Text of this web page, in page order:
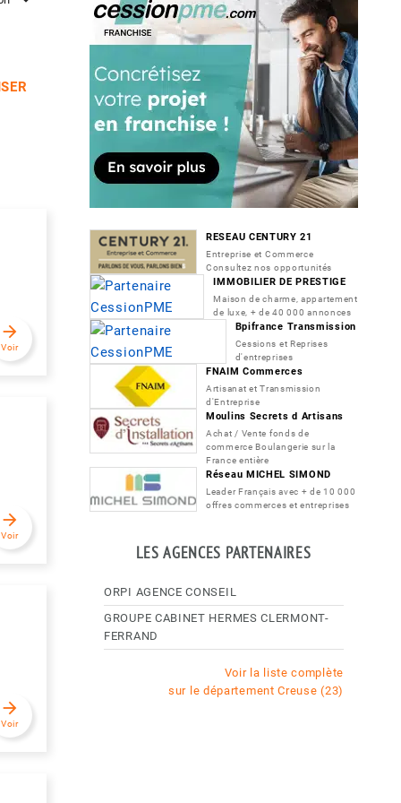
arrow_forward
Voir
arrow_forward
Voir
arrow_forward
Voir
RESEAU CENTURY 21
Entreprise et Commerce
Consultez nos opportunités
IMMOBILIER DE PRESTIGE
Maison de charme, appartement
de luxe, + de 40 000 annonces
Bpifrance Transmission
Cessions et Reprises
d'entreprises
FNAIM Commerces
Artisanat et Transmission
d'Entreprise
Moulins Secrets d Artisans
Achat / Vente fonds de
commerce Boulangerie sur la
France entière
Réseau MICHEL SIMOND
Leader Français avec + de 10 000
offres commerces et entreprises
LES AGENCES PARTENAIRES
ORPI AGENCE CONSEIL
GROUPE CABINET HERMES CLERMONT-
FERRAND
Voir la liste complète
sur le département Creuse (23)